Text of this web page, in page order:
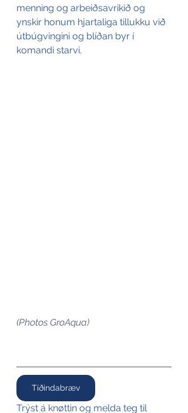
menning og arbeiðsavrikið og
ynskir honum hjartaliga tillukku við
útbúgvingini og blíðan byr í
komandi starvi.
(Photos GroAqua)
Tíðindabræv
Trýst á knøttin og melda teg til